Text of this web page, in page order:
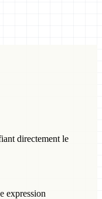
directement le
expression